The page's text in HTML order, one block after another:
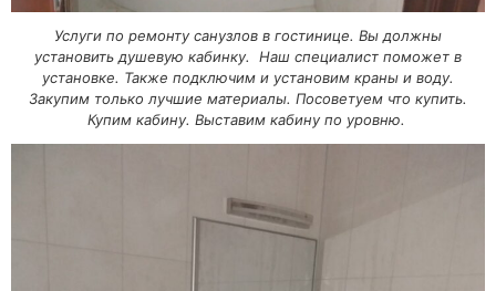
Услуги по ремонту санузлов в гостинице. Вы должны
установить душевую кабинку. Наш специалист поможет в
установке. Также подключим и установим краны и воду.
Закупим только лучшие материалы. Посоветуем что купить.
Купим кабину. Выставим кабину по уровню.